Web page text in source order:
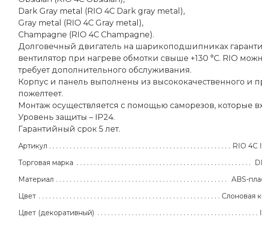
Dark Gray metal (RIO 4C Dark gray metal),
Gray metal (RIO 4C Gray metal),
Champagne (RIO 4C Champagne).
Долговечный двигатель на шарикоподшипниках
вентилятор при нагреве обмотки свыше +130 °C. RIO
требует дополнительного обслуживания.
Корпус и панель выполнены из высококачественного и
пожелтеет.
Монтаж осуществляется с помощью саморезов, которые
Уровень защиты – IP24.
Гарантийный срок 5 лет.
Артикул
RIO 4C
Торговая марка
Материал
ABS-
Цвет
Слоновая
Цвет (декоративный)